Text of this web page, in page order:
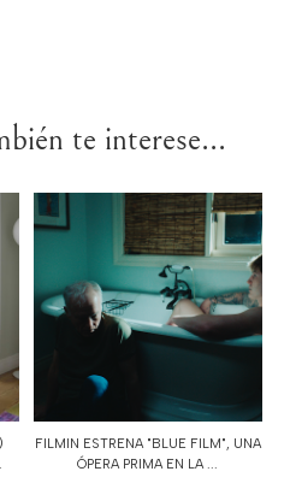
te interese...
FILMIN ESTRENA "BLUE FILM", UNA
ÓPERA PRIMA EN LA ...